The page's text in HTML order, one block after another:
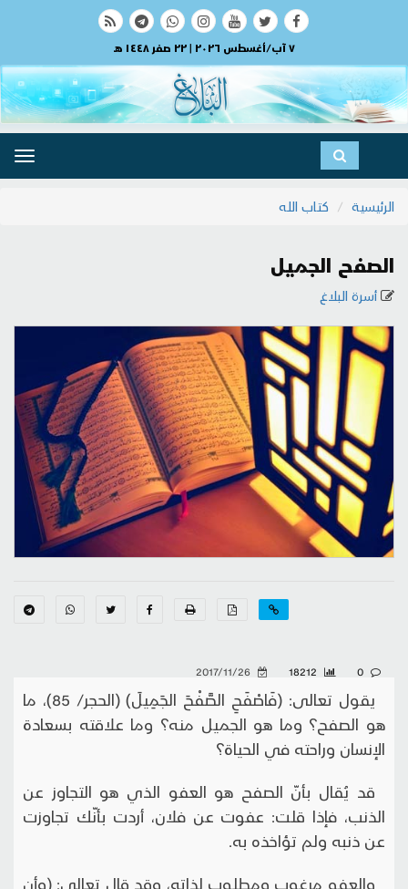
٧ آب/أغسطس ٢٠٢٦ | ٢٢ صفر ١٤٤٨ هـ
الرئيسية
كتاب الله
الصفح الجميل
أسرة البلاغ
يقول تعالى: (فَاصْفَحِ الصَّفْحَ الجَمِيلَ) (الحجر/ 85)، ما
هو الصفح؟ وما هو الجميل منه؟ وما علاقته بسعادة
الإنسان وراحته في الحياة؟
قد يُقال بأنّ الصفح هو العفو الذي هو التجاوز عن
الذنب، فإذا قلت: عفوت عن فلان، أردت بأنّك تجاوزت
عن ذنبه ولم تؤاخذه به.
والعفو مرغوب ومطلوب لذاته، وقد قال تعالى: (وأن